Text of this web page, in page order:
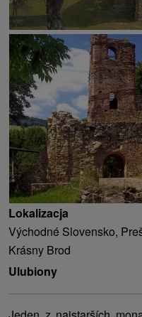
Lokalizacja
Východné Slovensko,
Krásny Brod
Ulubiony